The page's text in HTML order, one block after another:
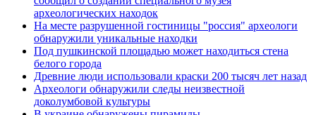
археологических находок
На месте разрушенной гостиницы "россия" археологи
обнаружили уникальные находки
Под пушкинской площадью может находиться стена
белого города
Древние люди использовали краски 200 тысяч лет назад
Археологи обнаружили следы неизвестной
доколумбовой культуры